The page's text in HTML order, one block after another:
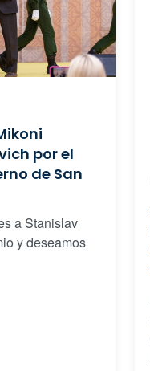
por el
de San
a Stanislav
y deseamos